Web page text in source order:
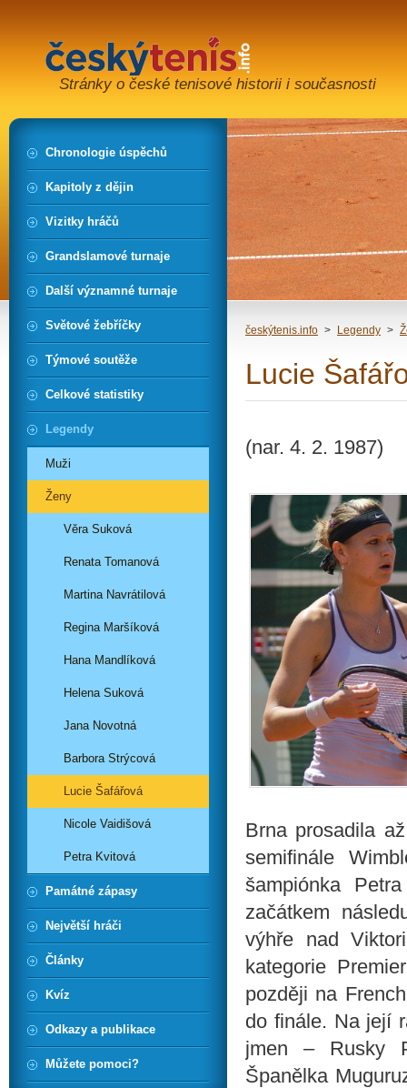
Stránky o české tenisové historii i současnosti
českýtenis.info > Legendy >
Lucie
(nar. 4. 2. 1987)
Brna prosadila
semifinále
šampiónka
začátkem
výhře nad
kategorie
později na
do finále. Na její
jmen – Rusky
Španělka
Chronologie úspěchů
Kapitoly z dějin
Vizitky hráčů
Grandslamové turnaje
Další významné turnaje
Světové žebříčky
Týmové soutěže
Celkové statistiky
Legendy
Muži
Ženy
Věra Suková
Renata Tomanová
Martina Navrátilová
Regina Maršíková
Hana Mandlíková
Helena Suková
Jana Novotná
Barbora Strýcová
Lucie Šafářová
Nicole Vaidišová
Petra Kvitová
Památné zápasy
Největší hráči
Články
Kvíz
Odkazy a publikace
Můžete pomoci?